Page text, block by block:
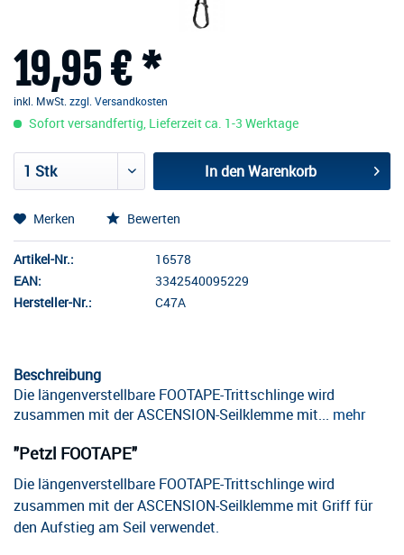
19,95 € *
inkl. MwSt. zzgl. Versandkosten
Sofort versandfertig, Lieferzeit ca. 1-3 Werktage
In denWarenkorb
Merken Bewerten
Artikel-Nr.:
16578
EAN:
3342540095229
Hersteller-Nr.:
C47A
Beschreibung
Die längenverstellbare FOOTAPE-Trittschlinge wird
zusammen mit der ASCENSION-Seilklemme mit... mehr
"Petzl FOOTAPE"
Die längenverstellbare FOOTAPE-Trittschlinge wird
zusammen mit der ASCENSION-Seilklemme mit Griff für
den Aufstieg am Seil verwendet.